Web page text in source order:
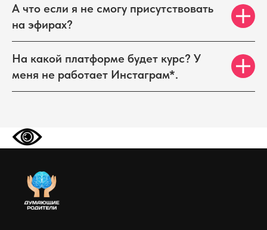
А что если я не смогу присутствовать
на эфирах?
На какой платформе будет курс? У
меня не работает Инстаграм*.